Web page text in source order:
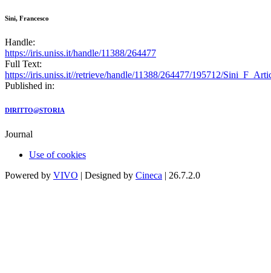
Sini, Francesco
Handle:
https://iris.uniss.it/handle/11388/264477
Full Text:
https://iris.uniss.it//retrieve/handle/11388/264477/195712/
Published in:
DIRITTO@STORIA
Journal
Use of cookies
Powered by VIVO | Designed by Cineca | 26.7.2.0